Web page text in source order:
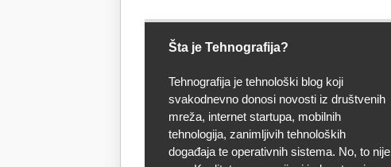
Šta je Tehnografija?
Tehnografija je tehnološki blog koji
svakodnevno donosi novosti iz društvenih
mreža, internet startupa, mobilnih
tehnologija, zanimljivih tehnoloških
događaja te operativnih sistema. No, to nije